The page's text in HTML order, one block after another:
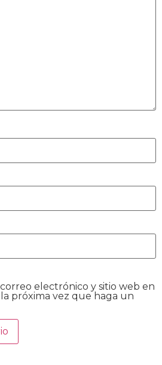
electrónico y sitio web en
próxima vez que haga un